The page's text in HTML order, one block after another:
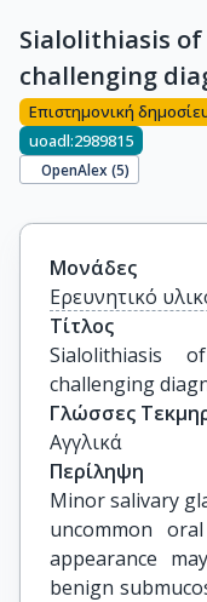
Sialolithiasis
challenging
Επιστημονική
uoadl:2989815
OpenAlex (5)
Μονάδες
Ερευνητικό
Τίτλος
Sialolithiasis
challenging
Γλώσσες
Αγγλικά
Περίληψη
Minor salivary
uncommon
appearance
benign